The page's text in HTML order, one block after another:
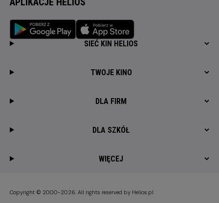
SIEĆ KIN HELIOS
TWOJE KINO
DLA FIRM
DLA SZKÓŁ
WIĘCEJ
Copyright © 2000-2026. All rights reserved by Helios.pl